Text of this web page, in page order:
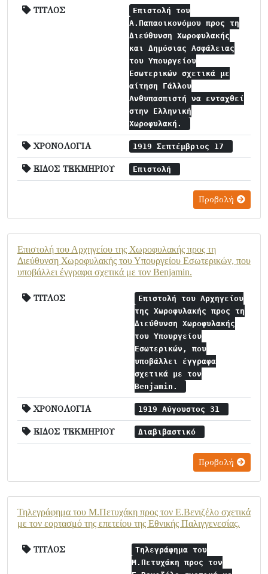
ΤΙΤΛΟΣ
Επιστολή του
Α.Παπαοικονόμου προς τη
Διεύθυνση Χωροφυλακής
και Δημόσιας Ασφάλειας
του Υπουργείου
Εσωτερικών σχετικά με
αίτηση Γάλλου
Ανθυπασπιστή να ενταχθεί
στην Ελληνική
Χωροφυλακή.
ΧΡΟΝΟΛΟΓΙΑ 1919 Σεπτέμβριος 17
ΕΙΔΟΣ ΤΕΚΜΗΡΙΟΥ Επιστολή
Προβολή
Επιστολή του Αρχηγείου της Χωροφυλακής προς τη
Διεύθυνση Χωροφυλακής του Υπουργείου Εσωτερικών, που
υποβάλλει έγγραφα σχετικά με τον Benjamin.
ΤΙΤΛΟΣ
Επιστολή του Αρχηγείου
της Χωροφυλακής προς τη
Διεύθυνση Χωροφυλακής
του Υπουργείου
Εσωτερικών, που
υποβάλλει έγγραφα
σχετικά με τον
Benjamin.
ΧΡΟΝΟΛΟΓΙΑ 1919 Αύγουστος 31
ΕΙΔΟΣ ΤΕΚΜΗΡΙΟΥ Διαβιβαστικό
Προβολή
Τηλεγράφημα του Μ.Πετυχάκη προς τον Ε.Βενιζέλο σχετικά
με τον εορτασμό της επετείου της Εθνικής Παλιγγενεσίας.
ΤΙΤΛΟΣ
Τηλεγράφημα του
Μ.Πετυχάκη προς τον